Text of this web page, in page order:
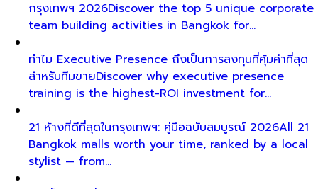
กรุงเทพฯ 2026Discover the top 5 unique corporate
team building activities in Bangkok for…
ทำไม Executive Presence ถึงเป็นการลงทุนที่คุ้มค่าที่สุด
สำหรับทีมขายDiscover why executive presence
training is the highest-ROI investment for…
21 ห้างที่ดีที่สุดในกรุงเทพฯ: คู่มือฉบับสมบูรณ์ 2026All 21
Bangkok malls worth your time, ranked by a local
stylist — from…